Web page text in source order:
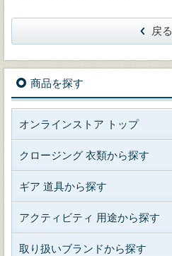
戻る
商品を探す
オンラインストア トップ
クロージング 衣類から探す
ギア 道具から探す
アクティビティ 用途から探す
取り扱いブランドから探す